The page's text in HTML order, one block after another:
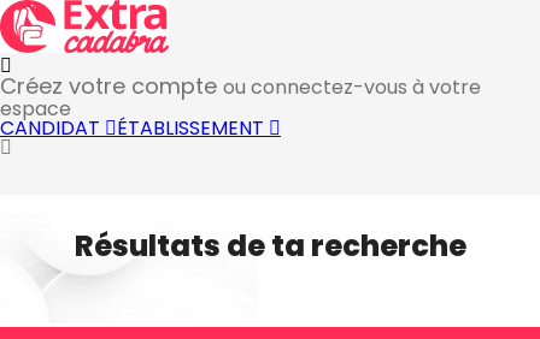
Créez votre compte ou connectez-vous à votre
espace
CANDIDAT ÉTABLISSEMENT
Résultats de ta recherche